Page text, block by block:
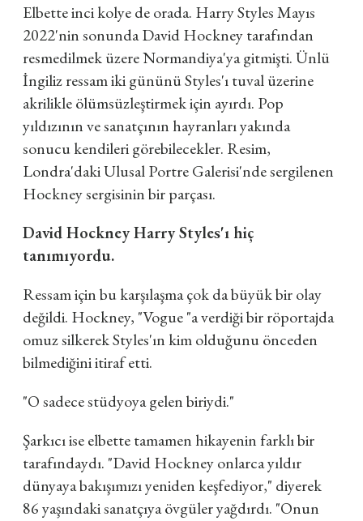
Elbette inci kolye de orada. Harry Styles Mayıs
2022'nin sonunda David Hockney tarafından
resmedilmek üzere Normandiya'ya gitmişti. Ünlü
İngiliz ressam iki gününü Styles'ı tuval üzerine
akrilikle ölümsüzleştirmek için ayırdı. Pop
yıldızının ve sanatçının hayranları yakında
sonucu kendileri görebilecekler. Resim,
Londra'daki Ulusal Portre Galerisi'nde sergilenen
Hockney sergisinin bir parçası.
David Hockney Harry Styles'ı hiç
tanımıyordu.
Ressam için bu karşılaşma çok da büyük bir olay
değildi. Hockney, "Vogue "a verdiği bir röportajda
omuz silkerek Styles'ın kim olduğunu önceden
bilmediğini itiraf etti.
"O sadece stüdyoya gelen biriydi."
Şarkıcı ise elbette tamamen hikayenin farklı bir
tarafındaydı. "David Hockney onlarca yıldır
dünyaya bakışımızı yeniden keşfediyor," diyerek
86 yaşındaki sanatçıya övgüler yağdırdı. "Onun